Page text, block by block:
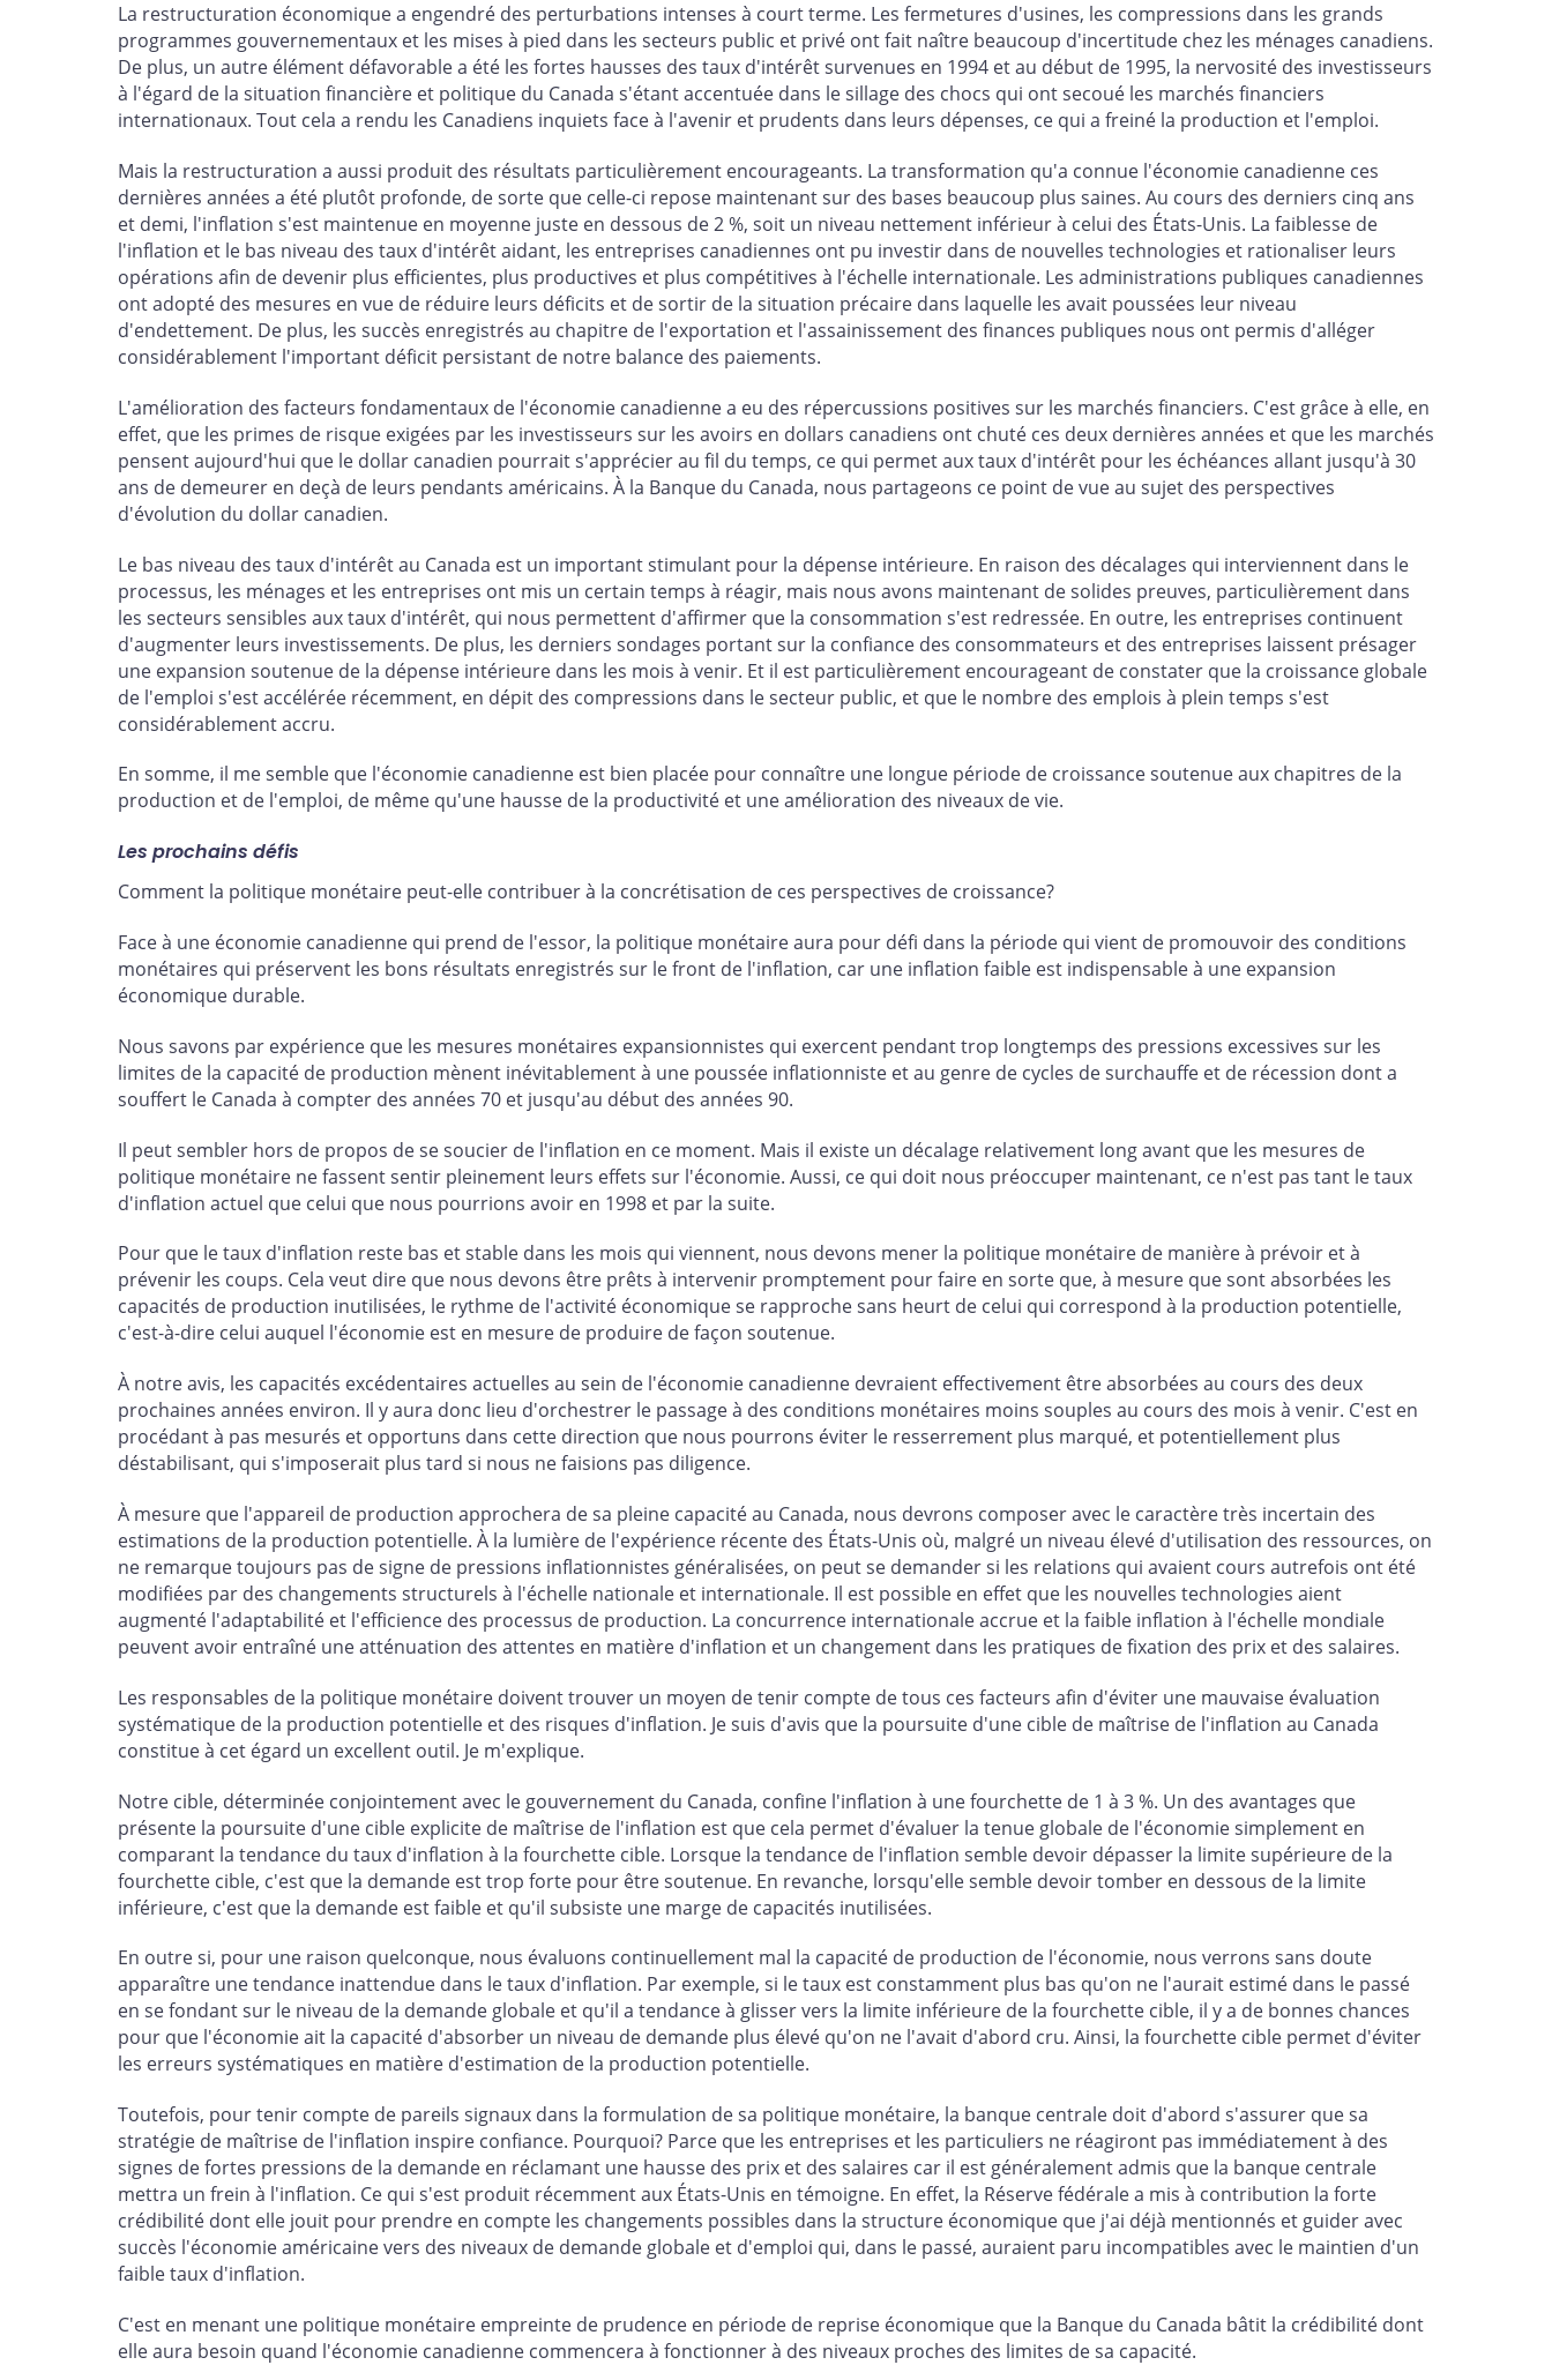
La restructuration économique a engendré des perturbations intenses à court terme. Les fermetures d'usines, les compressions dans les grands
programmes gouvernementaux et les mises à pied dans les secteurs public et privé ont fait naître beaucoup d'incertitude chez les ménages canadiens.
De plus, un autre élément défavorable a été les fortes hausses des taux d'intérêt survenues en 1994 et au début de 1995, la nervosité des investisseurs
à l'égard de la situation financière et politique du Canada s'étant accentuée dans le sillage des chocs qui ont secoué les marchés financiers
internationaux. Tout cela a rendu les Canadiens inquiets face à l'avenir et prudents dans leurs dépenses, ce qui a freiné la production et l'emploi.
Mais la restructuration a aussi produit des résultats particulièrement encourageants. La transformation qu'a connue l'économie canadienne ces
dernières années a été plutôt profonde, de sorte que celle-ci repose maintenant sur des bases beaucoup plus saines. Au cours des derniers cinq ans
et demi, l'inflation s'est maintenue en moyenne juste en dessous de 2 %, soit un niveau nettement inférieur à celui des États-Unis. La faiblesse de
l'inflation et le bas niveau des taux d'intérêt aidant, les entreprises canadiennes ont pu investir dans de nouvelles technologies et rationaliser leurs
opérations afin de devenir plus efficientes, plus productives et plus compétitives à l'échelle internationale. Les administrations publiques canadiennes
ont adopté des mesures en vue de réduire leurs déficits et de sortir de la situation précaire dans laquelle les avait poussées leur niveau
d'endettement. De plus, les succès enregistrés au chapitre de l'exportation et l'assainissement des finances publiques nous ont permis d'alléger
considérablement l'important déficit persistant de notre balance des paiements.
L'amélioration des facteurs fondamentaux de l'économie canadienne a eu des répercussions positives sur les marchés financiers. C'est grâce à elle, en
effet, que les primes de risque exigées par les investisseurs sur les avoirs en dollars canadiens ont chuté ces deux dernières années et que les marchés
pensent aujourd'hui que le dollar canadien pourrait s'apprécier au fil du temps, ce qui permet aux taux d'intérêt pour les échéances allant jusqu'à 30
ans de demeurer en deçà de leurs pendants américains. À la Banque du Canada, nous partageons ce point de vue au sujet des perspectives
d'évolution du dollar canadien.
Le bas niveau des taux d'intérêt au Canada est un important stimulant pour la dépense intérieure. En raison des décalages qui interviennent dans le
processus, les ménages et les entreprises ont mis un certain temps à réagir, mais nous avons maintenant de solides preuves, particulièrement dans
les secteurs sensibles aux taux d'intérêt, qui nous permettent d'affirmer que la consommation s'est redressée. En outre, les entreprises continuent
d'augmenter leurs investissements. De plus, les derniers sondages portant sur la confiance des consommateurs et des entreprises laissent présager
une expansion soutenue de la dépense intérieure dans les mois à venir. Et il est particulièrement encourageant de constater que la croissance globale
de l'emploi s'est accélérée récemment, en dépit des compressions dans le secteur public, et que le nombre des emplois à plein temps s'est
considérablement accru.
En somme, il me semble que l'économie canadienne est bien placée pour connaître une longue période de croissance soutenue aux chapitres de la
production et de l'emploi, de même qu'une hausse de la productivité et une amélioration des niveaux de vie.
Les prochains défis
Comment la politique monétaire peut-elle contribuer à la concrétisation de ces perspectives de croissance?
Face à une économie canadienne qui prend de l'essor, la politique monétaire aura pour défi dans la période qui vient de promouvoir des conditions
monétaires qui préservent les bons résultats enregistrés sur le front de l'inflation, car une inflation faible est indispensable à une expansion
économique durable.
Nous savons par expérience que les mesures monétaires expansionnistes qui exercent pendant trop longtemps des pressions excessives sur les
limites de la capacité de production mènent inévitablement à une poussée inflationniste et au genre de cycles de surchauffe et de récession dont a
souffert le Canada à compter des années 70 et jusqu'au début des années 90.
Il peut sembler hors de propos de se soucier de l'inflation en ce moment. Mais il existe un décalage relativement long avant que les mesures de
politique monétaire ne fassent sentir pleinement leurs effets sur l'économie. Aussi, ce qui doit nous préoccuper maintenant, ce n'est pas tant le taux
d'inflation actuel que celui que nous pourrions avoir en 1998 et par la suite.
Pour que le taux d'inflation reste bas et stable dans les mois qui viennent, nous devons mener la politique monétaire de manière à prévoir et à
prévenir les coups. Cela veut dire que nous devons être prêts à intervenir promptement pour faire en sorte que, à mesure que sont absorbées les
capacités de production inutilisées, le rythme de l'activité économique se rapproche sans heurt de celui qui correspond à la production potentielle,
c'est-à-dire celui auquel l'économie est en mesure de produire de façon soutenue.
À notre avis, les capacités excédentaires actuelles au sein de l'économie canadienne devraient effectivement être absorbées au cours des deux
prochaines années environ. Il y aura donc lieu d'orchestrer le passage à des conditions monétaires moins souples au cours des mois à venir. C'est en
procédant à pas mesurés et opportuns dans cette direction que nous pourrons éviter le resserrement plus marqué, et potentiellement plus
déstabilisant, qui s'imposerait plus tard si nous ne faisions pas diligence.
À mesure que l'appareil de production approchera de sa pleine capacité au Canada, nous devrons composer avec le caractère très incertain des
estimations de la production potentielle. À la lumière de l'expérience récente des États-Unis où, malgré un niveau élevé d'utilisation des ressources, on
ne remarque toujours pas de signe de pressions inflationnistes généralisées, on peut se demander si les relations qui avaient cours autrefois ont été
modifiées par des changements structurels à l'échelle nationale et internationale. Il est possible en effet que les nouvelles technologies aient
augmenté l'adaptabilité et l'efficience des processus de production. La concurrence internationale accrue et la faible inflation à l'échelle mondiale
peuvent avoir entraîné une atténuation des attentes en matière d'inflation et un changement dans les pratiques de fixation des prix et des salaires.
Les responsables de la politique monétaire doivent trouver un moyen de tenir compte de tous ces facteurs afin d'éviter une mauvaise évaluation
systématique de la production potentielle et des risques d'inflation. Je suis d'avis que la poursuite d'une cible de maîtrise de l'inflation au Canada
constitue à cet égard un excellent outil. Je m'explique.
Notre cible, déterminée conjointement avec le gouvernement du Canada, confine l'inflation à une fourchette de 1 à 3 %. Un des avantages que
présente la poursuite d'une cible explicite de maîtrise de l'inflation est que cela permet d'évaluer la tenue globale de l'économie simplement en
comparant la tendance du taux d'inflation à la fourchette cible. Lorsque la tendance de l'inflation semble devoir dépasser la limite supérieure de la
fourchette cible, c'est que la demande est trop forte pour être soutenue. En revanche, lorsqu'elle semble devoir tomber en dessous de la limite
inférieure, c'est que la demande est faible et qu'il subsiste une marge de capacités inutilisées.
En outre si, pour une raison quelconque, nous évaluons continuellement mal la capacité de production de l'économie, nous verrons sans doute
apparaître une tendance inattendue dans le taux d'inflation. Par exemple, si le taux est constamment plus bas qu'on ne l'aurait estimé dans le passé
en se fondant sur le niveau de la demande globale et qu'il a tendance à glisser vers la limite inférieure de la fourchette cible, il y a de bonnes chances
pour que l'économie ait la capacité d'absorber un niveau de demande plus élevé qu'on ne l'avait d'abord cru. Ainsi, la fourchette cible permet d'éviter
les erreurs systématiques en matière d'estimation de la production potentielle.
Toutefois, pour tenir compte de pareils signaux dans la formulation de sa politique monétaire, la banque centrale doit d'abord s'assurer que sa
stratégie de maîtrise de l'inflation inspire confiance. Pourquoi? Parce que les entreprises et les particuliers ne réagiront pas immédiatement à des
signes de fortes pressions de la demande en réclamant une hausse des prix et des salaires car il est généralement admis que la banque centrale
mettra un frein à l'inflation. Ce qui s'est produit récemment aux États-Unis en témoigne. En effet, la Réserve fédérale a mis à contribution la forte
crédibilité dont elle jouit pour prendre en compte les changements possibles dans la structure économique que j'ai déjà mentionnés et guider avec
succès l'économie américaine vers des niveaux de demande globale et d'emploi qui, dans le passé, auraient paru incompatibles avec le maintien d'un
faible taux d'inflation.
C'est en menant une politique monétaire empreinte de prudence en période de reprise économique que la Banque du Canada bâtit la crédibilité dont
elle aura besoin quand l'économie canadienne commencera à fonctionner à des niveaux proches des limites de sa capacité.